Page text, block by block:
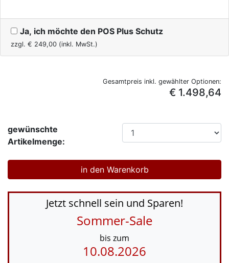
Ja, ich möchte den POS Plus Schutz
zzgl. € 249,00 (inkl. MwSt.)
Gesamtpreis inkl. gewählter Optionen:
€ 1.498,64
gewünschte
Artikelmenge:
Jetzt schnell sein und Sparen!
Sommer-Sale
bis zum
10.08.2026